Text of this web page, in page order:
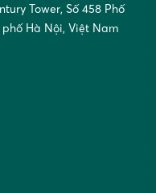
Tower, Số 458 Phố
phố Hà Nội, Việt Nam